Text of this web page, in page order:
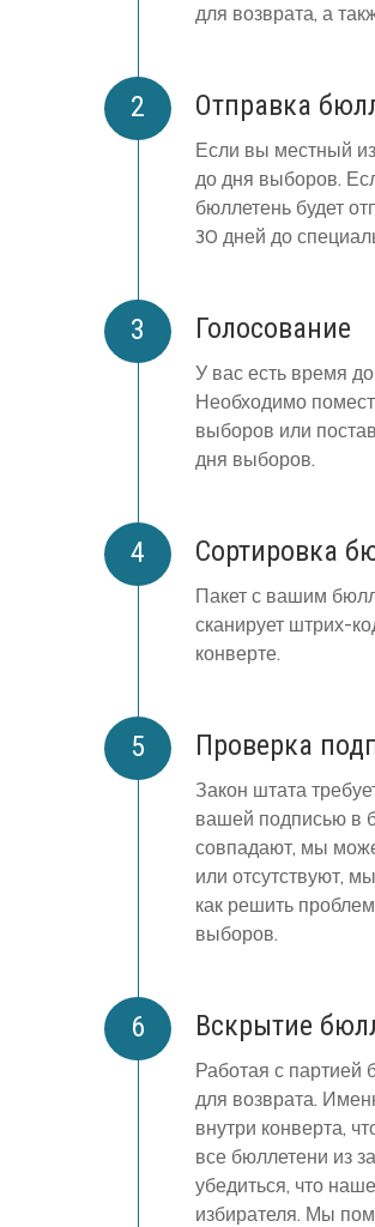
для возврата, а
Отправка
Если вы местный
до дня выборов.
бюллетень будет
30 дней до
Голосование
У вас есть время
Необходимо
выборов или
дня выборов.
Сортировка
Пакет с вашим
сканирует штрих-
конверте.
Проверка
Закон штата
вашей подписью в
совпадают, мы
или отсутствуют,
как решить
выборов.
Вскрытие
Работая с партией
для возврата.
внутри конверта,
все бюллетени из
убедиться, что
избирателя. Мы